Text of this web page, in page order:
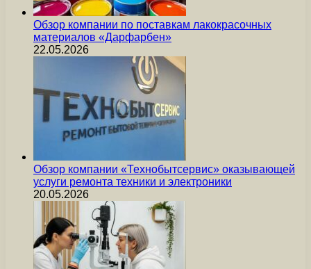
Обзор компании по поставкам лакокрасочных
материалов «Дарфарбен»
22.05.2026
Обзор компании «Технобытсервис» оказывающей
услуги ремонта техники и электроники
20.05.2026